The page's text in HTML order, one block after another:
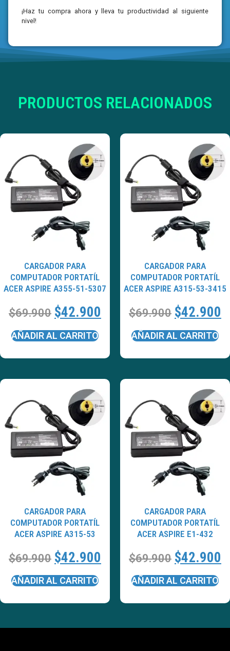
¡Haz tu compra ahora y lleva tu productividad al siguiente
nivel!
PRODUCTOS RELACIONADOS
CARGADOR PARA
COMPUTADOR PORTATÍL
ACER ASPIRE A355-51-5307
$69.900 $42.900
AÑADIR AL CARRITO
CARGADOR PARA
COMPUTADOR PORTATÍL
ACER ASPIRE A315-53-3415
$69.900 $42.900
AÑADIR AL CARRITO
CARGADOR PARA
COMPUTADOR PORTATÍL
ACER ASPIRE A315-53
$69.900 $42.900
AÑADIR AL CARRITO
CARGADOR PARA
COMPUTADOR PORTATÍL
ACER ASPIRE E1-432
$69.900 $42.900
AÑADIR AL CARRITO